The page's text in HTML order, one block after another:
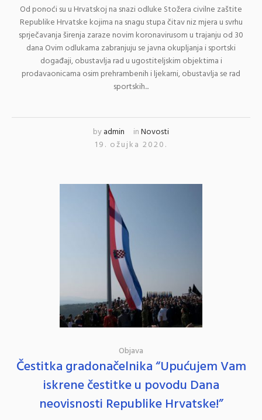
​Od ponoći su u Hrvatskoj na snazi odluke Stožera civilne zaštite
Republike Hrvatske kojima na snagu stupa čitav niz mjera u svrhu
sprječavanja širenja zaraze novim koronavirusom u trajanju od 30
dana Ovim odlukama zabranjuju se javna okupljanja i sportski
događaji, obustavlja rad u ugostiteljskim objektima i
prodavaonicama osim prehrambenih i ljekarni, obustavlja se rad
sportskih...
byadmin inNovosti
19. ožujka 2020.
Objava
Čestitka gradonačelnika “Upućujem Vam
iskrene čestitke u povodu Dana
neovisnosti Republike Hrvatske!”